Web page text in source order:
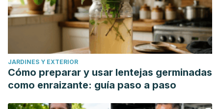
JARDINES Y EXTERIOR
Cómo preparar y usar lentejas germinadas
como enraizante: guía paso a paso